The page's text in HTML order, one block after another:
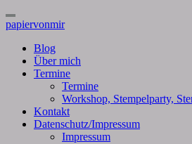
Toggle
Navigation
papiervonmir
Blog
Über mich
Termine
Termine
Workshop, Stempelparty,
Kontakt
Datenschutz/Impressum
Impressum